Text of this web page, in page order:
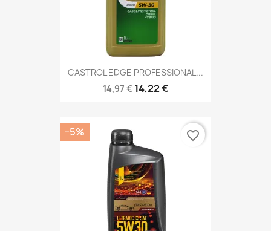
CASTROL EDGE PROFESSIONAL...
14,97 € 14,22 €
−5% favorite_border